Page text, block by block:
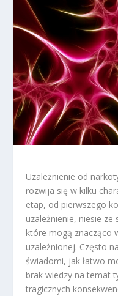
Uzależnienie od
rozwija się w kilku
etap, od pierwszego
uzależnienie, niesie
które mogą znacząco
uzależnionej. Często
świadomi, jak łatwo
brak wiedzy na temat
tragicznych